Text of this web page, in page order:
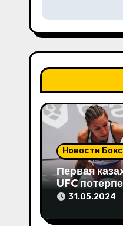
и
г
а
ц
и
я
п
о
Новости
Первая
UFC
досрочное
31.05.2024